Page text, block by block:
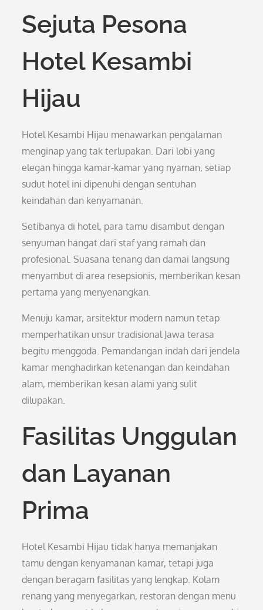
Sejuta Pesona
Hotel Kesambi
Hijau
Hotel Kesambi Hijau menawarkan pengalaman
menginap yang tak terlupakan. Dari lobi yang
elegan hingga kamar-kamar yang nyaman, setiap
sudut hotel ini dipenuhi dengan sentuhan
keindahan dan kenyamanan.
Setibanya di hotel, para tamu disambut dengan
senyuman hangat dari staf yang ramah dan
profesional. Suasana tenang dan damai langsung
menyambut di area resepsionis, memberikan kesan
pertama yang menyenangkan.
Menuju kamar, arsitektur modern namun tetap
memperhatikan unsur tradisional Jawa terasa
begitu menggoda. Pemandangan indah dari jendela
kamar menghadirkan ketenangan dan keindahan
alam, memberikan kesan alami yang sulit
dilupakan.
Fasilitas Unggulan
dan Layanan
Prima
Hotel Kesambi Hijau tidak hanya memanjakan
tamu dengan kenyamanan kamar, tetapi juga
dengan beragam fasilitas yang lengkap. Kolam
renang yang menyegarkan, restoran dengan menu